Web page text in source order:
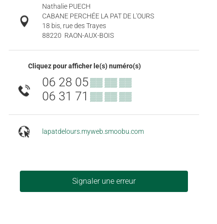
Nathalie PUECH
CABANE PERCHÉE LA PAT DE L'OURS
18 bis, rue des Trayes
88220 RAON-AUX-BOIS
Cliquez pour afficher le(s) numéro(s)
06 28 05▒▒ ▒▒ ▒▒
06 31 71 ▒▒ ▒▒ ▒▒
lapatdelours.myweb.smoobu.com
Signaler une erreur